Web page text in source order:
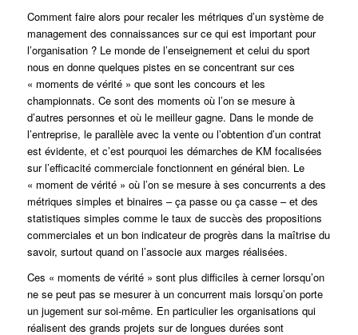
Comment faire alors pour recaler les métriques d’un système de
management des connaissances sur ce qui est important pour
l’organisation ? Le monde de l’enseignement et celui du sport
nous en donne quelques pistes en se concentrant sur ces
« moments de vérité » que sont les concours et les
championnats. Ce sont des moments où l’on se mesure à
d’autres personnes et où le meilleur gagne. Dans le monde de
l’entreprise, le parallèle avec la vente ou l’obtention d’un contrat
est évidente, et c’est pourquoi les démarches de KM focalisées
sur l’efficacité commerciale fonctionnent en général bien. Le
« moment de vérité » où l’on se mesure à ses concurrents a des
métriques simples et binaires – ça passe ou ça casse – et des
statistiques simples comme le taux de succès des propositions
commerciales et un bon indicateur de progrès dans la maîtrise du
savoir, surtout quand on l’associe aux marges réalisées.
Ces « moments de vérité » sont plus difficiles à cerner lorsqu’on
ne se peut pas se mesurer à un concurrent mais lorsqu’on porte
un jugement sur soi-même. En particulier les organisations qui
réalisent des grands projets sur de longues durées sont